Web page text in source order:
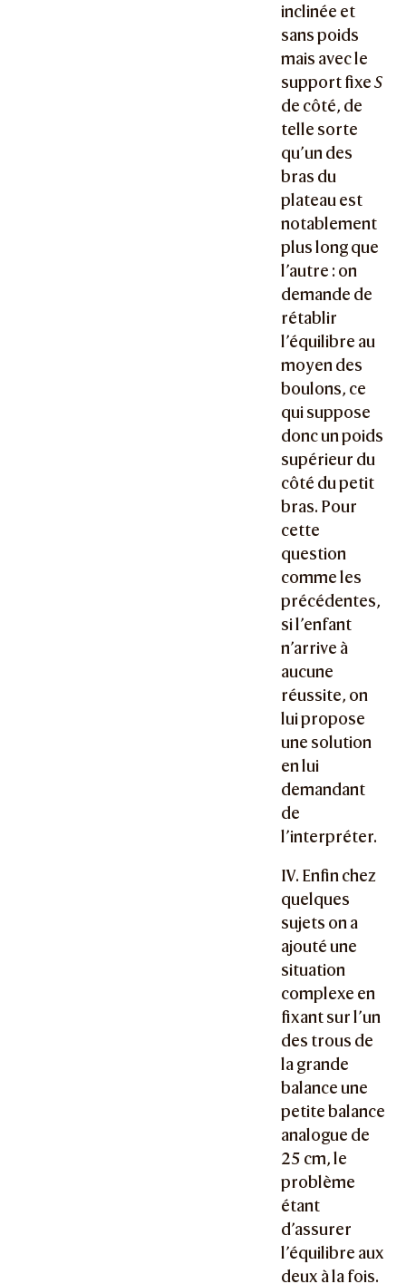
inclinée et
sans poids
mais avec le
support fixeS
de côté, de
telle sorte
qu’un des
bras du
plateau est
notablement
plus long que
l’autre : on
demande de
rétablir
l’équilibre au
moyen des
boulons, ce
qui suppose
donc un poids
supérieur du
côté du petit
bras. Pour
cette
question
comme les
précédentes,
si l’enfant
n’arrive à
aucune
réussite, on
lui propose
une solution
en lui
demandant
de
l’interpréter.
IV. Enfin chez
quelques
sujets on a
ajouté une
situation
complexe en
fixant sur l’un
des trous de
la grande
balance une
petite balance
analogue de
25 cm, le
problème
étant
d’assurer
l’équilibre aux
deux à la fois.